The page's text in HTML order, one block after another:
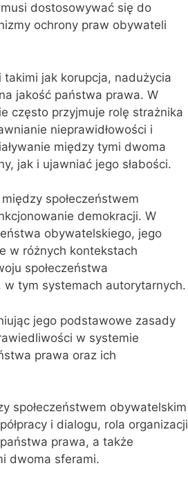
dostosowywać się do
ochrony praw obywateli
jak korupcja, nadużycia
jakość państwa prawa. W
często przyjmuje rolę strażnika
nieprawidłowości i
między tymi dwoma
jak i ujawniać jego słabości.
społeczeństwem
demokracji. W
obywatelskiego, jego
w różnych kontekstach
społeczeństwa
tym systemach autorytarnych.
jego podstawowe zasady
w systemie
prawa oraz ich
społeczeństwem obywatelskim
i dialogu, rola organizacji
prawa, a także
dwoma sferami.